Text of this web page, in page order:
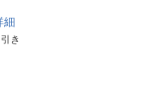
細
き